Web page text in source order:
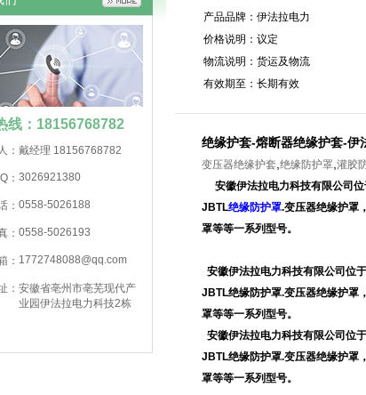
线：18156768782
： 戴经理 18156768782
： 3026921380
： 0558-5026188
： 0558-5026193
： 1772748088@qq.com
： 安徽省亳州市亳芜现代产
业园伊法拉电力科技2栋
产品品牌：伊法拉电力
价格说明：议定
物流说明：货运及物流
有效期至：长期有效
绝缘护套-熔断器绝缘护套-伊
变压器绝缘护套 绝缘防护罩 灌胶
安徽伊法拉电力科技有限公司位
JBTL绝缘防护罩.变压器绝缘护罩
罩等等一系列型号。
安徽伊法拉电力科技有限公司位
JBTL绝缘防护罩.变压器绝缘护罩
罩等等一系列型号。
安徽伊法拉电力科技有限公司位
JBTL绝缘防护罩.变压器绝缘护罩
罩等等一系列型号。